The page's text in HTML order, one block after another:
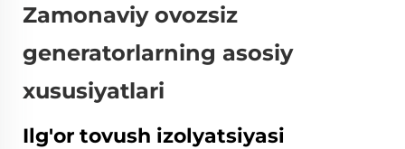
Zamonaviy ovozsiz
generatorlarning asosiy
xususiyatlari
Ilg'or tovush izolyatsiyasi